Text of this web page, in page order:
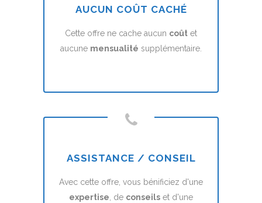
AUCUN COÛT CACHÉ
Cette offre ne cache aucun coût et
aucune mensualité supplémentaire.
ASSISTANCE / CONSEIL
Avec cette offre, vous bénificiez d'une
expertise, de conseils et d'une